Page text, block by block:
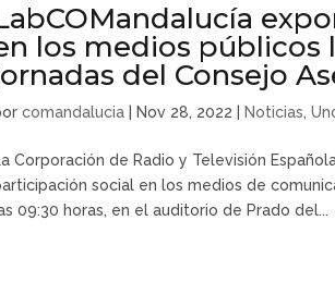
los medios públicos
del Consejo
comandalucia Nov 28, 2022 Noticias,
Corporación de Radio y Televisión
social en los medios de
09:30 horas, en el auditorio de Prado del...